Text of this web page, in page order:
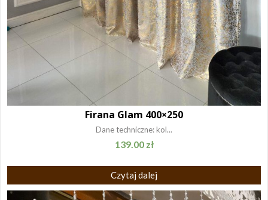
Firana Glam 400×250
Dane techniczne: kol...
139.00 zł
Czytaj dalej